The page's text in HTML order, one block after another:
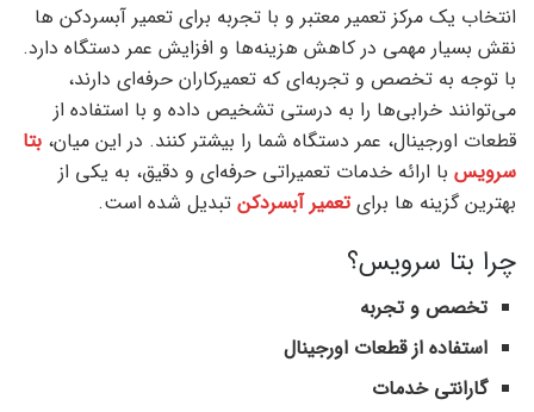
انتخاب یک مرکز تعمیر معتبر و با تجربه برای تعمیر آبسردکن ‌ها
نقش بسیار مهمی در کاهش هزینه‌ها و افزایش عمر دستگاه دارد.
با توجه به تخصص و تجربه‌ای که تعمیرکاران حرفه‌ای دارند،
می‌توانند خرابی‌ها را به درستی تشخیص داده و با استفاده از
قطعات اورجینال، عمر دستگاه شما را بیشتر کنند. در این میان، بتا
سرویس با ارائه خدمات تعمیراتی حرفه‌ای و دقیق، به یکی از
بهترین گزینه ‌ها برایتعمیر آبسردکن‌ تبدیل شده است.
چرا بتا سرویس؟
تخصص و تجربه
استفاده از قطعات اورجینال
گارانتی خدمات